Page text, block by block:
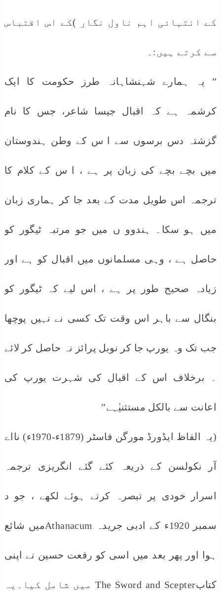
کے انتہائی اہم ناول نگار )کے اس اقتباس
سے کرتے ہیں:۔
” یہ ہمارے شہنشاہانہ طرز حکومت کا ایک
کرشمہ ہے کہ اقبال جیسا شاعر، جس کا نام
گزشتہ دس برسوں سے ا س کے وطن ہندوستان
میں بچے بچے کی زبان پر ہے ، ا س کے کلام کا
ترجمہ اس طویل مدت کے بعد جا کر ہماری زبان
میں ہو سکا۔ ہندوو ں میں جو مرتبہ ٹیگور کو
حاصل ہے ، وہی مسلمانوں میں اقبال کو ہے اور
زیادہ صحیح طور پر ہے ، اس لیے کہ ٹیگور کو
بنگال سے باہر اس وقت تک کسی نے نہیں پوچھا
جب تک وہ یورپ جا کر نوبل پرائز نہ حاصل کر لائے
۔ برخلاف اس کے اقبال کی شہرت یورپ کی
اعانت سے بالکل مستثنیٰہے”
(یہ الفاظ ایڈورڈ مورگن فاسٹر (1879ء-1970ء) نااے
آر نکولسن کے ذریعہ کئے گئے انگریزی ترجمہ
اسرار خودی پر تبصرہ کرتے ہوئے لکھے ، جو د
سمبر 1920ء کے ادبی جریدہ Athanacumمیں شائع
ہوا اور پھر بعد میں اسی کو رفعت حسین نے اپنی
کتابThe Sword and Scepter میں شامل کیا۔یہ